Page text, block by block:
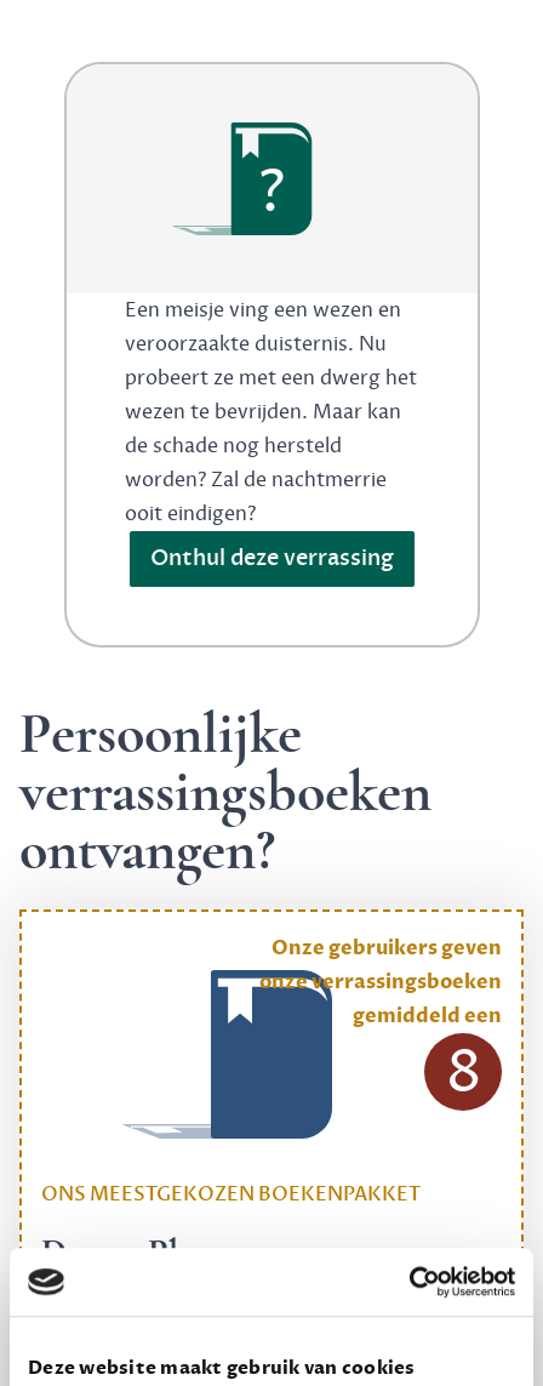
Deze website maakt gebruik van cookies
?
Een meisje ving een wezen en
veroorzaakte duisternis. Nu
probeert ze met een dwerg het
wezen te bevrijden. Maar kan
de schade nog hersteld
worden? Zal de nachtmerrie
ooit eindigen?
Onthul deze verrassing
Persoonlijke
verrassingsboeken
ontvangen?
ONS MEESTGEKOZEN BOEKENPAKKET
Dewey Plus
Een originele manier om je reading challenge te
12,50 per maand, incl. verzending
Onze gebruikers geven
onze verrassingsboeken
gemiddeld een
8